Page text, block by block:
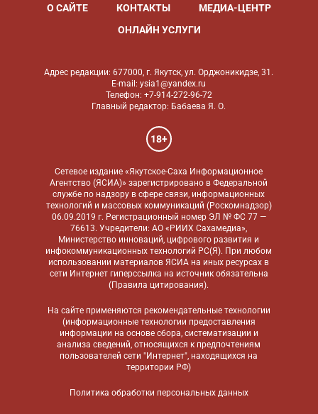
О САЙТЕ КОНТАКТЫ
МЕДИА-ЦЕНТР
ОНЛАЙН УСЛУГИ
Адрес редакции: 677000, г. Якутск, ул. Орджоникидзе, 31.
E-mail: ysia1@yandex.ru
Телефон: +7-914-272-96-72
Главный редактор: Бабаева Я. О.
18+
Сетевое издание «Якутское-Саха Информационное
Агентство (ЯСИА)» зарегистрировано в Федеральной
службе по надзору в сфере связи, информационных
технологий и массовых коммуникаций (Роскомнадзор)
06.09.2019 г. Регистрационный номер ЭЛ № ФС 77 —
76613. Учредители: АО «РИИХ Сахамедиа»,
Министерство инноваций, цифрового развития и
инфокоммуникационных технологий РС(Я). При любом
использовании материалов ЯСИА на иных ресурсах в
сети Интернет гиперссылка на источник обязательна
(Правила цитирования).
На сайте применяются рекомендательные технологии
(информационные технологии предоставления
информации на основе сбора, систематизации и
анализа сведений, относящихся к предпочтениям
пользователей сети "Интернет", находящихся на
территории РФ)
Политика обработки персональных данных